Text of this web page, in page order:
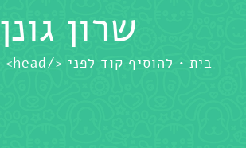
שרון גונן
בית להוסיף קוד לפני </head> תג.